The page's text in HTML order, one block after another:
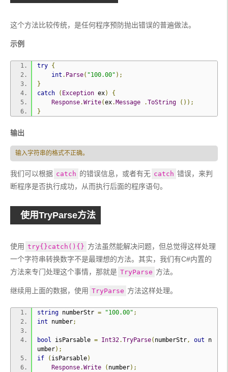
这个方法比较传统，是任何程序预防抛出错误的普遍做法。
示例
try {
int . Parse( "100.00" );
}
catch
( Exception ex)
{
Response.Write(ex. Message .ToString
());
}
输出
输入字符串的格式不正确。
我们可以根据 catch 的错误信息，或者有无 catch 错误，来判
断程序是否执行成功，从而执行后面的程序语句。
使用TryParse方法
使用 try{}catch(){} 方法虽然能解决问题，但总觉得这样处理
一个字符串转换数字不是最理想的方法。其实，我们有C#内置的
方法来专门处理这个事情，那就是 TryParse 方法。
继续用上面的数据，使用 TryParse 方法这样处理。
string numberStr = "100.00" ;
int number;
bool isParsable = Int32.TryParse( numberStr, out n
umber);
if
( isParsable)
Response.Write ( number);